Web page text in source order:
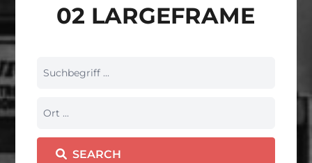
02 LARGEFRAME
SEARCH